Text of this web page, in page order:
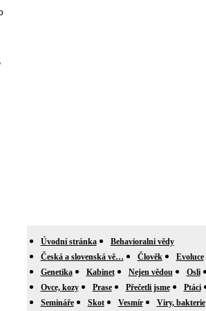
Úvodní stránka
Behavioralni vědy
Česká a slovenská vě…
Člověk Evoluce
Genetika
Kabinet Nejen vědou Osli
Ovce, kozy
Prase Přečetli jsme Ptáci
Semináře
Skot Vesmír
Viry, bakterie